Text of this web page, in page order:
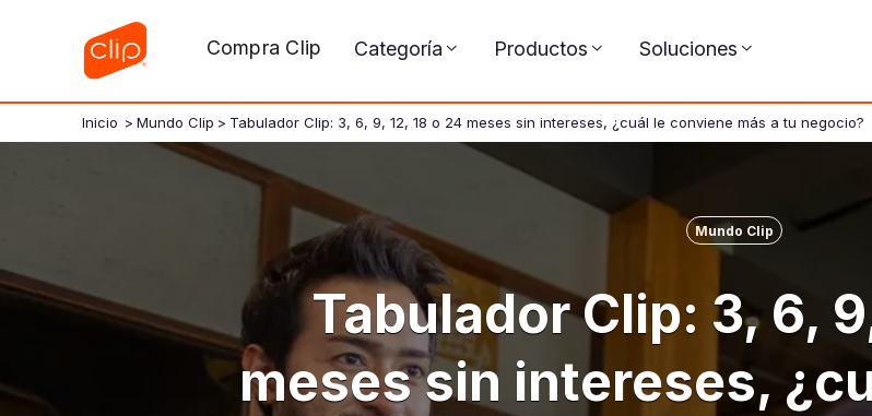
Compra Clip Categoría Productos Soluciones
Inicio > Mundo Clip > Tabulador Clip: 3, 6, 9, 12, 18 o 24 meses sin intereses, ¿cuál le conviene más a tu negocio?
Mundo Clip
Tabulador Clip: 3, 6,
meses sin intereses,